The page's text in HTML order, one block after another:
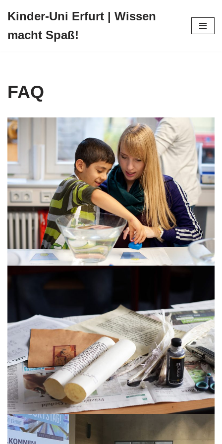
Inhalt
Kinder-Uni Erfurt | Wissen
macht Spaß!
FAQ